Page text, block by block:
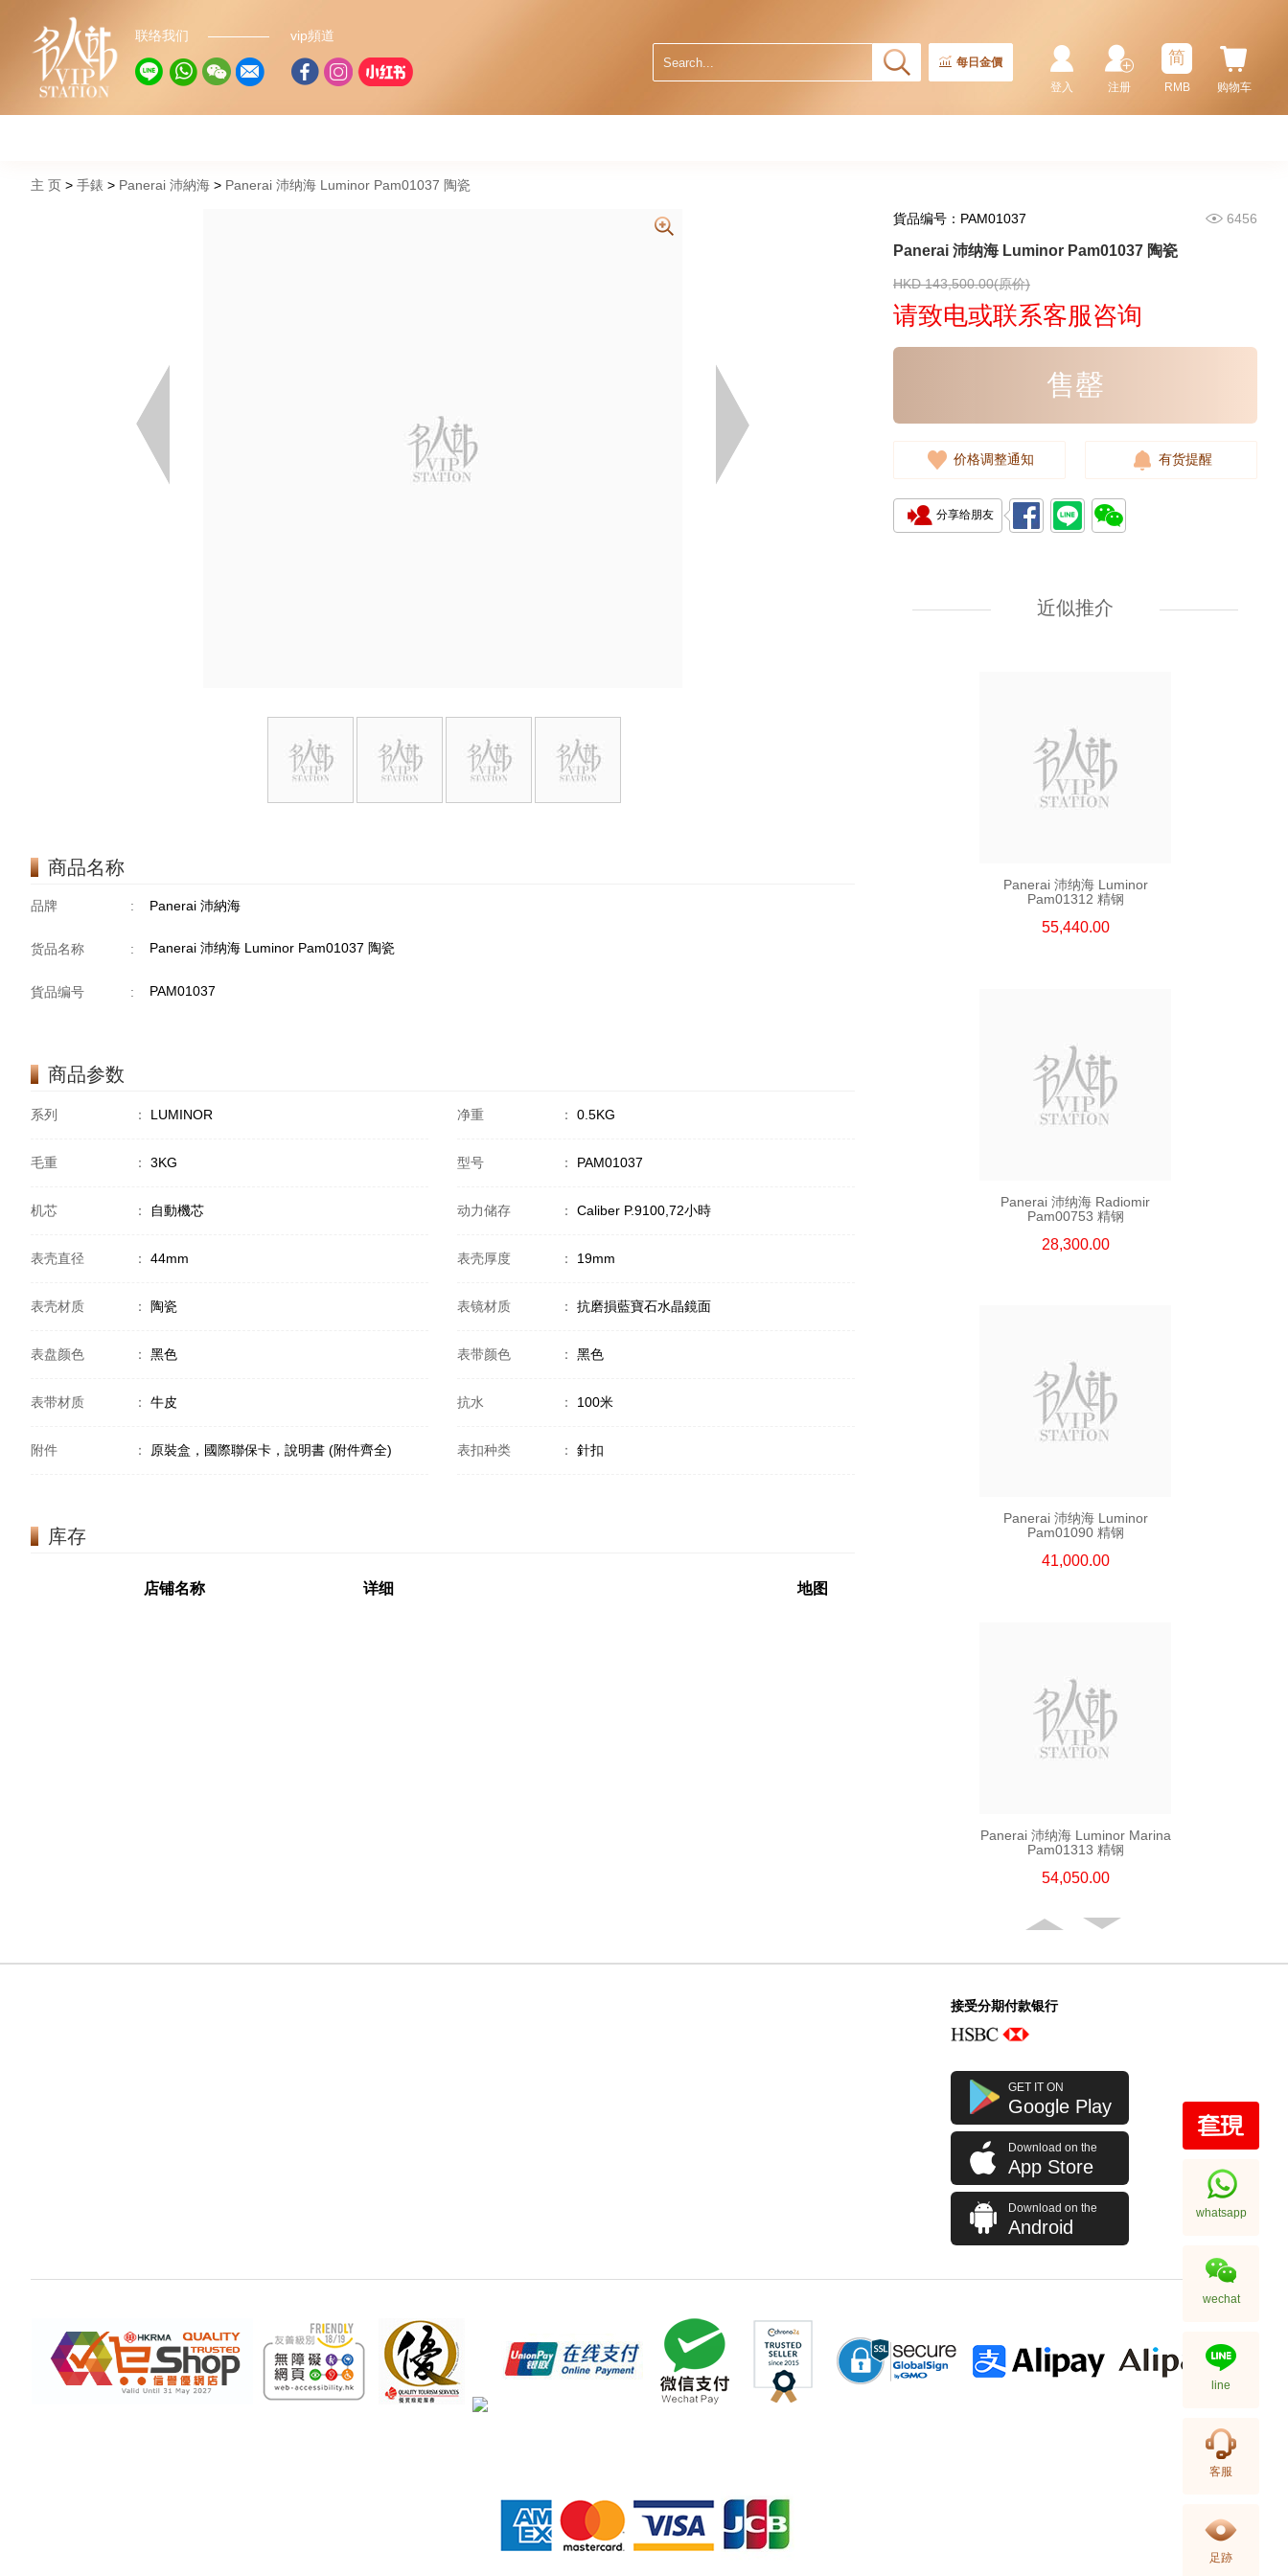
联络我们 vip頻道
每日金價
购物车
简
RMB
注册
登入
主 页 手錶 Panerai 沛納海 Panerai 沛纳海 Luminor Pam01037 陶瓷
商品名称
品牌 : Panerai 沛納海
货品名称 : Panerai 沛纳海 Luminor Pam01037 陶瓷
貨品编号 : PAM01037
商品参数
系列 ： LUMINOR 净重 ： 0.5KG
毛重 ： 3KG 型号 ： PAM01037
机芯 ： 自動機芯 动力储存 ： Caliber P.9100,72小時
表壳直径 ： 44mm 表壳厚度 ： 19mm
表壳材质 ： 陶瓷 表镜材质 ： 抗磨損藍寶石水晶鏡面
表盘颜色 ： 黑色 表带颜色 ： 黑色
表带材质 ： 牛皮 抗水 ： 100米
附件 ： 原裝盒，國際聯保卡，說明書 (附件齊全) 表扣种类 ： 針扣
库存
店铺名称 详细 地图
貨品编号：PAM01037 6456
Panerai 沛纳海 Luminor Pam01037 陶瓷
HKD 143,500.00(原价)
请致电或联系客服咨询
售罄
价格调整通知 有货提醒
分享给朋友
近似推介
Panerai 沛纳海 Radiomir
34,480.00
Panerai 沛纳海 Luminor
Pam01312 精钢
55,440.00
Panerai 沛纳海 Radiomir
Pam00753 精钢
28,300.00
Panerai 沛纳海 Luminor
Pam01090 精钢
41,000.00
Panerai 沛纳海 Luminor Marina
Pam01313 精钢
54,050.00
Panerai 沛纳海 Luminor
Pam00422 精钢 1950系列
77,120.00
接受分期付款银行
GET IT ON
Google Play
Download on the
App Store
Download on the
Android
whatsapp
wechat
line
客服
足跡